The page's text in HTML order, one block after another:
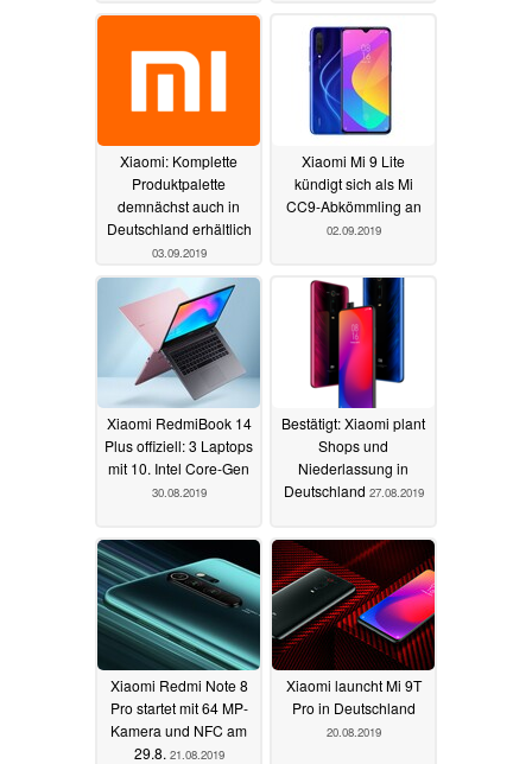
Xiaomi: Komplette
Produktpalette
demnächst auch in
Deutschland erhältlich
03.09.2019
Xiaomi Mi 9 Lite
kündigt sich als Mi
CC9-Abkömmling an
02.09.2019
Xiaomi RedmiBook 14
Plus offiziell: 3 Laptops
mit 10. Intel Core-Gen
30.08.2019
Bestätigt: Xiaomi plant
Shops und
Niederlassung in
Deutschland 27.08.2019
Xiaomi Redmi Note 8
Pro startet mit 64 MP-
Kamera und NFC am
29.8. 21.08.2019
Xiaomi launcht Mi 9T
Pro in Deutschland
20.08.2019